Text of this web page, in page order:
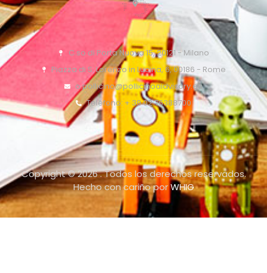
C.so di Porta Nuova 15, 20121 - Milano
Piazza di S. Lorenzo in Lucina, 6, 00186 - Rome
o.pollicino@pollicinoaidvisory.eu
Teléfono: + 39 02 76388700
Copyright © 2026 . Todos los derechos reservados.
Hecho con cariño porWHIG